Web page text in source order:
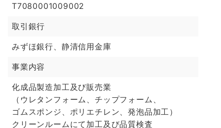
T7080001009002
取引銀行
みずほ銀行、静清信用金庫
事業内容
化成品製造加工及び販売業
（ウレタンフォーム、チップフォーム、
ゴムスポンジ、ポリエチレン、発泡品加工）
クリーンルームにて加工及び品質検査